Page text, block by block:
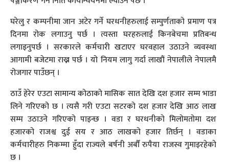
घरेलु र कम्पनीमा जान अटेर गर्ने घरधनीहरुलाई सम्पुर्णताको प्रमाण पत्र
दिनमा रोक लगाउनु पर्छ । त्यस्ता घरहरुलाई किनबेचमा प्रतिबन्ध
लगाइनुपर्छ । सरकारले कर्मचारी खटाएर घरवहाल उठाउने व्यवस्था
आगामी बजेटमा राख्न पर्छ । यो नियम लागु गर्दा लाखौं नेपालीले नेपालमै
रोजगार पाउँछन् ।
ठाउँ हेरेर एउटा सामान्य कोठाको मासिक सात देखि दश हजार सम्म भाडा
लिने गरिएको छ । त्यसै गरी एउटा सटरको दश हजार देखि आठ लाख
सम्म उठाउने गरिएको पाइन्छ । वडा र घरधनीको मिलोमतोमा दश
हजारको राजश्व दुई सय र आठ लाखको हजार तिर्छन् । वडाका
कर्मचारीहरु निकम्मा हुँदा राज्यले बर्षनी अर्बौं रुपैया राजस्व गुमाइरहेको
छ ।